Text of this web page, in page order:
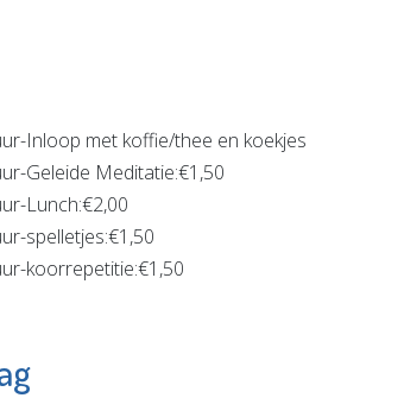
Inloop met koffie/thee en koekjes
Geleide Meditatie:€1,50
Lunch:€2,00
spelletjes:€1,50
koorrepetitie:€1,50